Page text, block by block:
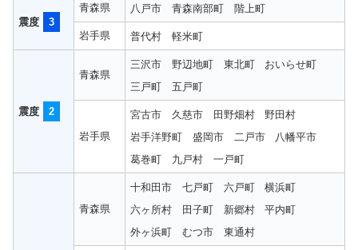
震度 3
青森県 八戸市 青森南部町 階上町
岩手県 普代村 軽米町
震度 2
青森県
三沢市 野辺地町 東北町
おいらせ町
三戸町
五戸町
岩手県
宮古市 久慈市 田野畑村
野田村
岩手洋野町
盛岡市 二戸市
八幡平市
葛巻町
九戸村 一戸町
青森県
十和田市 七戸町 六戸町
横浜町
六ヶ所村
田子町 新郷村
平内町
外ヶ浜町
むつ市 東通村